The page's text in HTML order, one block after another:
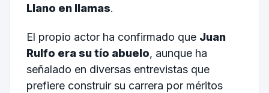
Llano en llamas.
El propio actor ha confirmado que Juan
Rulfo era su tío abuelo, aunque ha
señalado en diversas entrevistas que
prefiere construir su carrera por méritos